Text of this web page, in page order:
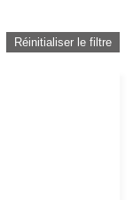
Réinitialiser le filtre